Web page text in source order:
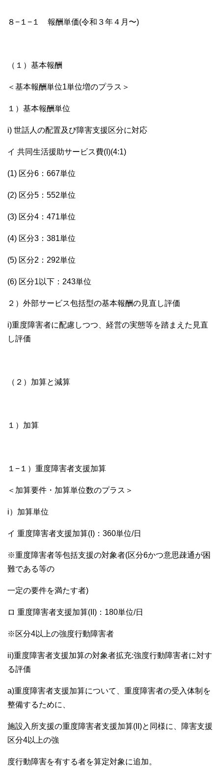
８−１−１ 報酬単価(令和３年４月〜)
（１）基本報酬
＜基本報酬単位1単位増のプラス＞
１）基本報酬単位
i) 世話人の配置及び障害支援区分に対応
イ 共同生活援助サービス費(I)(4:1)
(1) 区分6：667単位
(2) 区分5：552単位
(3) 区分4：471単位
(4) 区分3：381単位
(5) 区分2：292単位
(6) 区分1以下：243単位
２）外部サービス包括型の基本報酬の見直し評価
i)重度障害者に配慮しつつ、経営の実態等を踏まえた見直
し評価
（２）加算と減算
１）加算
１−１）重度障害者支援加算
＜加算要件・加算単位数のプラス＞
i）加算単位
イ 重度障害者支援加算(I)：360単位/日
※重度障害者等包括支援の対象者(区分6かつ意思疎通が困
難である等の
一定の要件を満たす者)
ロ 重度障害者支援加算(II)：180単位/日
※区分4以上の強度行動障害者
ii)重度障害者支援加算の対象者拡充:強度行動障害者に対す
る評価
a)重度障害者支援加算について、重度障害者の受入体制を
整備するために、
施設入所支援の重度障害者支援加算(II)と同様に、障害支援
区分4以上の強
度行動障害を有する者を算定対象に追加。